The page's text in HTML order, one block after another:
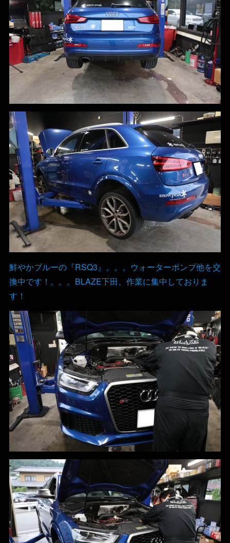
鮮やかブルーの『RSQ3』。。。ウォーターポンプ他を交
換中です！。。。BLAZE下田、作業に集中しておりま
す！